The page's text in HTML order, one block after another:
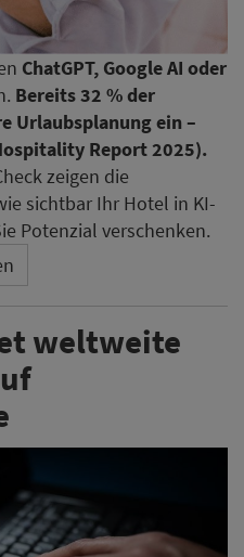
ChatGPT, Google AI oder
Bereits 32 % der
Urlaubsplanung ein –
Report 2025).
zeigen die
sichtbar Ihr Hotel in KI-
Potenzial verschenken.
weltweite